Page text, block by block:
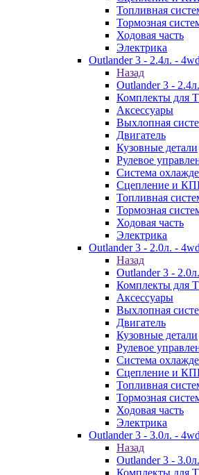
Топливная
Тормозная
Ходовая часть
Электрика
Outlander 3 - 2.4л. - 4wd
Назад
Outlander 3 -
Комплекты для
Аксессуары
Выхлопная
Двигатель
Кузовные детали
Рулевое
Система
Сцепление и
Топливная
Тормозная
Ходовая часть
Электрика
Outlander 3 - 2.0л. - 4wd
Назад
Outlander 3 -
Комплекты для
Аксессуары
Выхлопная
Двигатель
Кузовные детали
Рулевое
Система
Сцепление и
Топливная
Тормозная
Ходовая часть
Электрика
Outlander 3 - 3.0л. - 4wd
Назад
Outlander 3 -
Комплекты для